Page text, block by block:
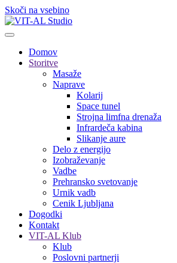
Skoči na vsebino
Domov
Storitve
Masaže
Naprave
Kolarij
Space tunel
Strojna limfna drenaža
Infrardeča kabina
Slikanje aure
Delo z energijo
Izobraževanje
Vadbe
Prehransko svetovanje
Urnik vadb
Cenik Ljubljana
Dogodki
Kontakt
VIT-AL Klub
Klub
Poslovni partnerji